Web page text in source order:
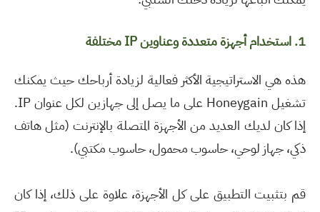
1. استخدام أجهزة متعددة وعناوينIPمختلفة
هذه هي الاستراتيجية الأكثر فعالية لزيادة أرباحك حيث يمكنك
تشغيل Honeygain على ما يصل إلى جهازين لكل عنوان IP.
إذا كان لديك العديد من الأجهزة المتصلة بالإنترنت (مثل هاتف
ذكي، جهاز لوحي، حاسوب محمول، حاسوب مكتبي).
قم بتثبيت التطبيق على كل الأجهزة، علاوة على ذلك، إذا كان